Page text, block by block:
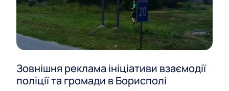
Зовнішня реклама ініціативи взаємодії
поліції та громади в Борисполі